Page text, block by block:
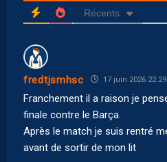
Récents
fredtjsmhsc 17 juin 2026 22:29
Franchement il a raison je
finale contre le Barça.
Après le match je suis rentré
avant de sortir de mon lit